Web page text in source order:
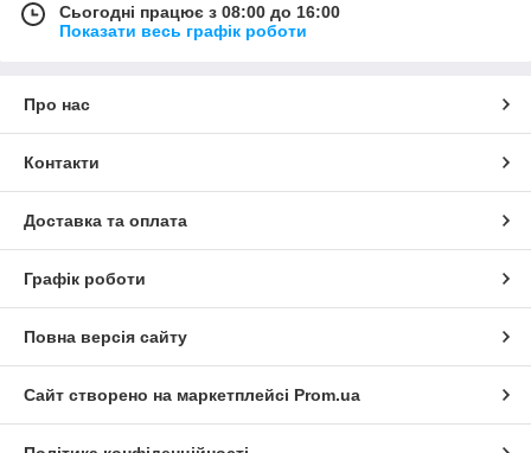
Сьогодні працює з 08:00 до 16:00
Показати весь графік роботи
Про нас
Контакти
Доставка та оплата
Графік роботи
Повна версія сайту
Сайт створено на маркетплейсі Prom.ua